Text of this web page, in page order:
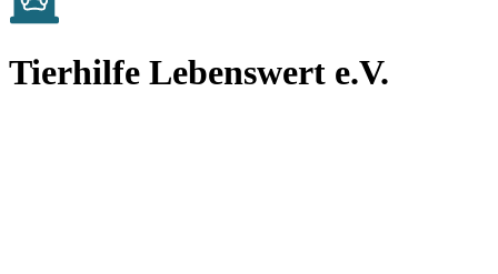
Tierhilfe Lebenswert e.V.